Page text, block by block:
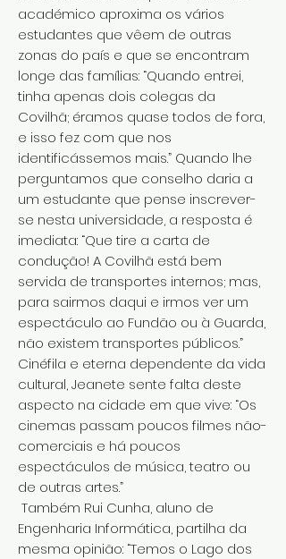
académico aproxima os vários
estudantes que vêem de outras
zonas do país e que se encontram
longe das famílias: “Quando entrei,
tinha apenas dois colegas da
Covilhã; éramos quase todos de fora,
e isso fez com que nos
identificássemos mais.” Quando lhe
perguntamos que conselho daria a
um estudante que pense inscrever-
se nesta universidade, a resposta é
imediata: “Que tire a carta de
condução! A Covilhã está bem
servida de transportes internos; mas,
para sairmos daqui e irmos ver um
espectáculo ao Fundão ou à Guarda,
não existem transportes públicos.”
Cinéfila e eterna dependente da vida
cultural, Jeanete sente falta deste
aspecto na cidade em que vive: “Os
cinemas passam poucos filmes não-
comerciais e há poucos
espectáculos de música, teatro ou
de outras artes.”
Também Rui Cunha, aluno de
Engenharia Informática, partilha da
mesma opinião: “Temos o Lago dos